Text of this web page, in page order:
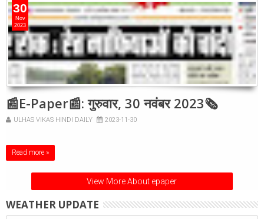
30
Nov
2023
📰E-Paper📰: गुरुवार, 30 नवंबर 2023🗞
ULHAS VIKAS HINDI DAILY 2023-11-30
Read more »
View More About epaper
WEATHER UPDATE